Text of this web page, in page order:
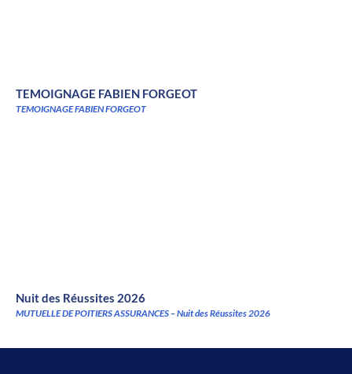
TEMOIGNAGE FABIEN FORGEOT
TEMOIGNAGE FABIEN FORGEOT
Nuit des Réussites 2026
MUTUELLE DE POITIERS ASSURANCES – Nuit des Réussites 2026